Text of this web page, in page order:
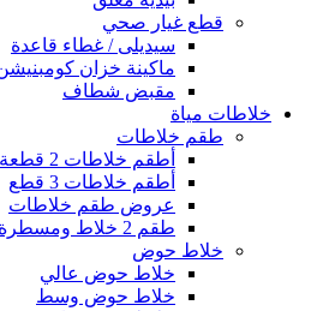
قطع غيار صحي
سيديلى / غطاء قاعدة
ماكينة خزان
مقبض شطاف
خلاطات مياة
طقم خلاطات
أطقم خلاطات 2 قطعة
أطقم خلاطات 3 قطع
عروض طقم خلاطات
طقم 2 خلاط ومسطرة
خلاط حوض
خلاط حوض عالي
خلاط حوض وسط